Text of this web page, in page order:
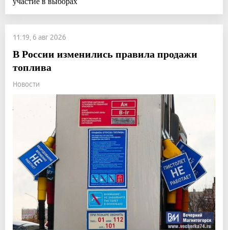
11:19, 6 авг 2026
В России изменились правила продажи
топлива
Новости